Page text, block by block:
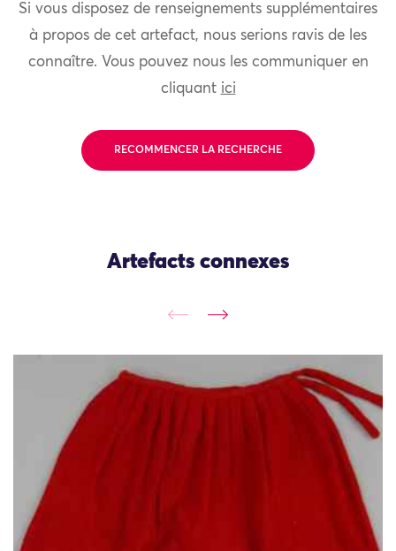
Si vous disposez de renseignements supplémentaires
à propos de cet artefact, nous serions ravis de les
connaître. Vous pouvez nous les communiquer en
cliquant ici
RECOMMENCER LA RECHERCHE
Artefacts connexes